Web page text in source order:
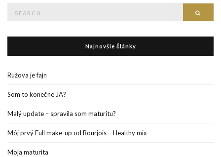
Najnovšie články
Ružova je fajn
Som to konečne JA?
Malý update – spravila som maturitu?
Môj prvý Full make-up od Bourjois – Healthy mix
Moja maturita